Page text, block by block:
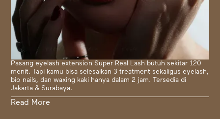
Pasang eyelash extension Super Real Lash butuh sekitar 120
menit. Tapi kamu bisa selesaikan 3 treatment sekaligus eyelash,
bio nails, dan waxing kaki hanya dalam 2 jam. Tersedia di
Jakarta & Surabaya.
Read More